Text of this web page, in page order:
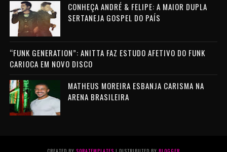
CONHEÇA ANDRÉ & FELIPE: A MAIOR DUPLA
SERTANEJA GOSPEL DO PAÍS
“FUNK GENERATION”: ANITTA FAZ ESTUDO AFETIVO DO FUNK
CARIOCA EM NOVO DISCO
MATHEUS MOREIRA ESBANJA CARISMA NA
ARENA BRASILEIRA